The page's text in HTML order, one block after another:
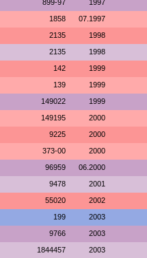
899-97 1997
1858 07.1997
2135 1998
2135 1998
142 1999
139 1999
149022 1999
149195 2000
9225 2000
373-00 2000
96959 06.2000
9478 2001
55020 2002
199 2003
9766 2003
1844457 2003